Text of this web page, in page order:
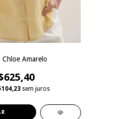
Chloe Amarelo
sem juros